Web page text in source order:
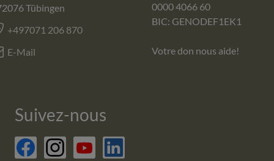
Tübingen
+497071 206 870
E-Mail
0000 4066 60
BIC: GENODEF1EK1
Votre don nous aide!
Suivez-nous